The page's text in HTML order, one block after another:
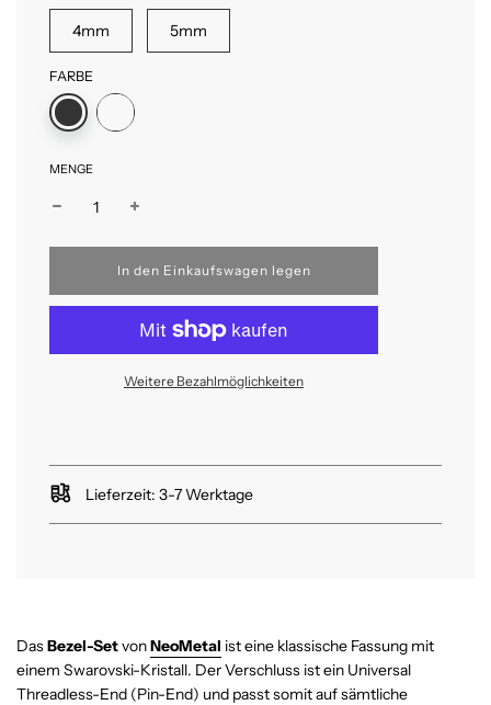
4mm 5mm
FARBE
MENGE
W
r
.
In den Einkaufswagen legen
Weitere Bezahlmöglichkeiten
Lieferzeit: 3-7 Werktage
DasBezel-SetvonNeoMetal ist eine klassische Fassung mit
einem Swarovski-Kristall. Der Verschluss ist ein Universal
Threadless-End (Pin-End) und passt somit auf sämtliche